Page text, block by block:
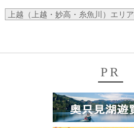
上越（上越・妙高・糸魚川）エリ
PR